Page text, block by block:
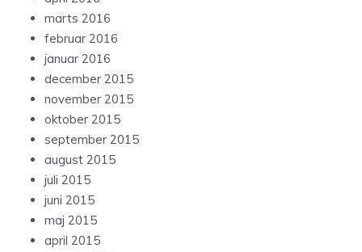
marts 2016
februar 2016
januar 2016
december 2015
november 2015
oktober 2015
september 2015
august 2015
juli 2015
juni 2015
maj 2015
april 2015